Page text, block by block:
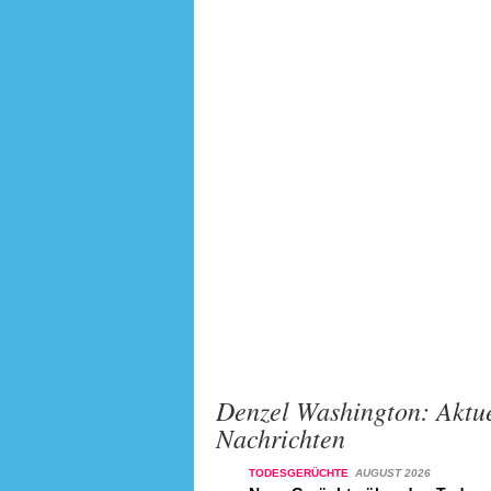
Denzel Washington:
Nachrichten
TODESGERÜCHTE AUGUST 2026